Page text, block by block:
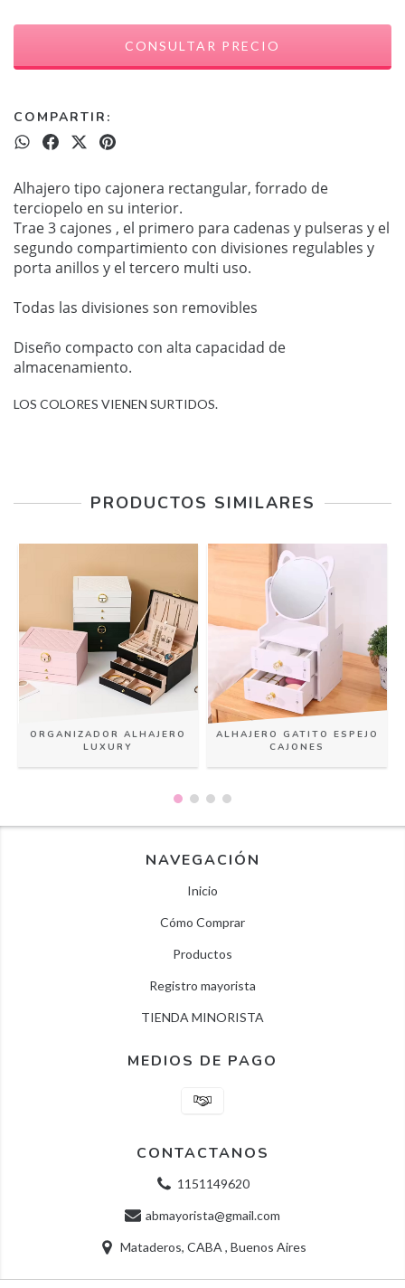
COMPARTIR:
Alhajero tipo cajonera rectangular, forrado de
terciopelo en su interior.
Trae 3 cajones , el primero para cadenas y pulseras y el
segundo compartimiento con divisiones regulables y
porta anillos y el tercero multi uso.
Todas las divisiones son removibles
Diseño compacto con alta capacidad de
almacenamiento.
LOS COLORES VIENEN SURTIDOS.
PRODUCTOS SIMILARES
ORGANIZADOR ALHAJERO
LUXURY
ALHAJERO GATITO ESPEJO
CAJONES
NAVEGACIÓN
Inicio
Cómo Comprar
Productos
Registro mayorista
TIENDA MINORISTA
MEDIOS DE PAGO
CONTACTANOS
1151149620
abmayorista@gmail.com
Mataderos, CABA , Buenos Aires